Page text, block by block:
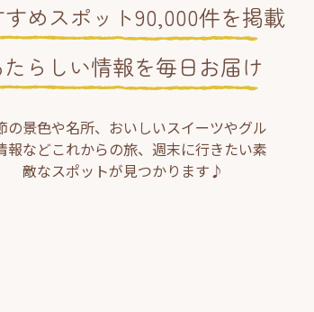
すめスポット90,000件を掲載
たらしい情報を毎日お届け
の景色や名所、おいしいスイーツやグル
報などこれからの旅、週末に行きたい素
敵なスポットが見つかります♪